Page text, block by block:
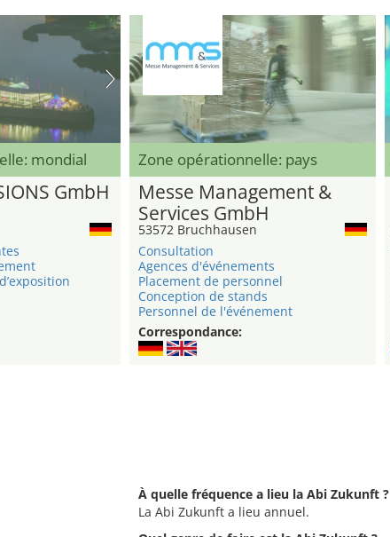
mondial
GmbH
Zone opérationnelle: pays
Messe Management &
Services GmbH
53572 Bruchhausen
Consultation
Agences d'événements
Placement de personnel
Conception de stands
Personnel de l'événement
Correspondance:
À quelle fréquence a lieu la Abi Zukunft ?
La Abi Zukunft a lieu annuel.